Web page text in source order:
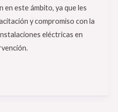
este ámbito, ya que les
y compromiso con la
eléctricas en